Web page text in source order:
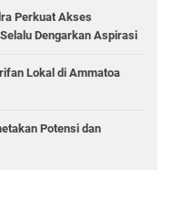
Perkuat Akses
Dengarkan Aspirasi
Lokal di Ammatoa
Potensi dan